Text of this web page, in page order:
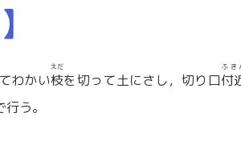
わかい枝
えだ
を切って土にさし，切り口付
ふき
う。